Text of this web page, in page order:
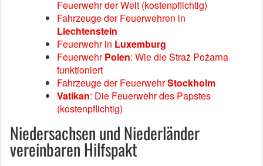
Feuerwehr der Welt (kostenpflichtig)
Fahrzeuge der Feuerwehren in
Liechtenstein
Feuerwehr in Luxemburg
FeuerwehrPolen: Wie die Straż Pożarna
funktioniert
Fahrzeuge der FeuerwehrStockholm
Vatikan: Die Feuerwehr des Papstes
(kostenpflichtig)
Niedersachsen und Niederländer
vereinbaren Hilfspakt